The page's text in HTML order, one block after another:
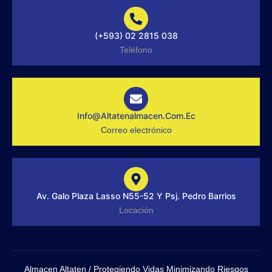
n
s
t
a
r
a
-
1
-
i
g
(+593) 02 2815 038
Teléfono
Info@altatenalmacen.com.ec
Correo electrónico
Av. Galo Plaza Lasso N55-52 Y Psj. Pedro Barrios
Locación
Almacen Altaten / Protegiendo Vidas Minimizando Riesgos